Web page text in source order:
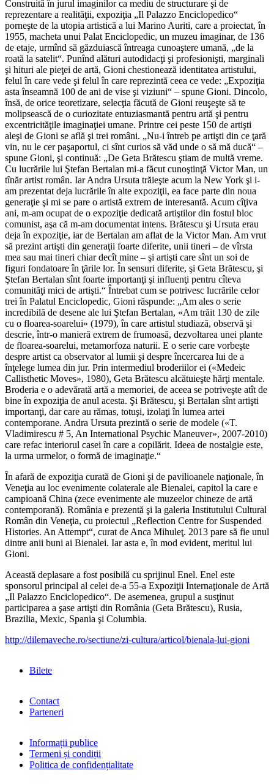
Construită în jurul imaginilor ca mediu de structurare şi de
reprezentare a realităţii, expoziţia „Il Palazzo Enciclopedico“
porneşte de la utopia artistică a lui Marino Auriti, care a proiectat, în
1955, macheta unui Palat Enciclopedic, un muzeu imaginar, de 136
de etaje, urmînd să găzduiască întreaga cunoaştere umană, „de la
roată la satelit“. Punînd alături autodidacţi şi profesionişti, marginali
şi hituri ale pieţei de artă, Gioni chestionează identitatea artistului,
felul în care vede şi felul în care reprezintă ceea ce vede: „Expoziţia
asta înseamnă 100 de ani de vise şi viziuni“ – spune Gioni. Dincolo,
însă, de orice teoretizare, selecţia făcută de Gioni reuşeşte să te
molipsească de o curiozitate entuziasmantă pentru artă şi pentru
excentricităţile imaginaţiei umane. Printre cei peste 150 de artişti
aleşi de Gioni se află şi trei români. „Nu-i întreb pe artişti din ce ţară
vin, nu le cer paşaportul, ci sînt curios să văd unde o să mă ducă“ –
spune Gioni, şi continuă: „De Geta Brătescu ştiam de multă vreme.
Cu lucrările lui Ştefan Bertalan mi-a făcut cunoştinţă Victor Man, un
tînăr artist român. Iar Andra Ursuta trăieşte acum la New York şi i-
am prezentat deja lucrările în alte expoziţii, ea face parte din noua
generaţie şi mi se pare o artistă extrem de interesantă. Acum cîţiva
ani, m-am ocupat de o expoziţie dedicată artiştilor din fostul bloc
comunist, aşa că m-am documentat intens. Brătescu şi Ursuta erau
deja în expoziţie, iar de Bertalan am aflat de la Victor Man. Am vrut
să prezint artişti din generaţii foarte diferite, unii tineri – de vîrsta
mea sau mai tineri chiar decît mine – şi artişti care sînt un soi de
figuri fondatoare în ţările lor. În sensuri diferite, şi Geta Brătescu, şi
Ştefan Bertalan sînt foarte importanţi şi influenţi pentru cîteva
comunităţi mici de artişti.“ Întrebat cum se potrivesc lucrările celor
trei în Palatul Enciclopedic, Gioni răspunde: „Am ales o serie
incredibilă de desene ale lui Ştefan Bertalan, «Am trăit 130 de zile
cu o floarea-soarelui» (1979), în care artistul studiază, observă şi
descrie, într-o manieră extrem de frumoasă, dezvoltarea unei plante
de floarea-soarelui, metamorfoza naturii. E o serie care vorbeşte
despre artist ca observator al lumii şi despre încercarea lui de a
înţelege lumea din jur. Prin intermediul broderiilor ei («Medeic
Callisthetic Moves», 1980), Geta Brătescu alcătuieşte hărţi mentale.
Broderia e o adevărată artă a memoriei, de aceea se potriveşte atît de
bine în expoziţia de anul acesta. Şi Brătescu, şi Bertalan sînt artişti
importanţi, dar care au rămas, totuşi, izolaţi în lumea artei
contemporane. Andra Ursuta prezintă o serie de modele («T.
Vladimirescu # 5, An International Psychic Maneuver», 2007-2010)
care refac interiorul casei în care a copilărit. Ideea de nostalgie este,
la urma urmelor, o formă de imaginaţie.“
În afară de expoziţia curată de Gioni şi de pavilioanele naţionale, în
Veneţia au loc evenimente colaterale ale Bienalei, capitol la care e
campioană China (zece evenimente ale muzeelor chineze de artă
contemporană). România e prezentă şi la galeria Institutului Cultural
Român din Veneţia, cu proiectul „Reflection Centre for Suspended
Histories. An Attempt“, curat de Anca Mihuleţ. 2013 pare să fie unul
dintre anii buni ai Bienalei. Iar asta e, în mod evident, meritul lui
Gioni.
Această deplasare a fost posibilă cu sprijinul Enel. Enel este
sponsorul principal al celei de-a 55-a Expoziţii Internaţionale de Artă
„Il Palazzo Enciclopedico“. De asemenea, grupul a susţinut
participarea a şase artişti din România (Geta Brătescu), Rusia,
Brazilia, Mexic, Spania şi Columbia.
http://dilemaveche.ro/sectiune/zi-cultura/articol/bienala-lui-gioni
Bilete
Contact
Parteneri
Informații publice
Termeni și condiții
Politica de confidențialitate